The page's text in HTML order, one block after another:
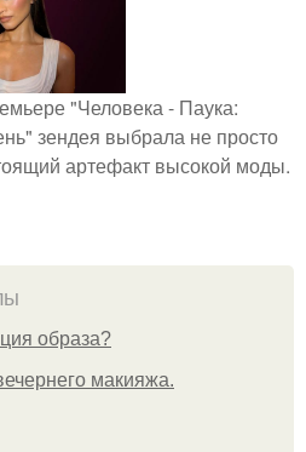
"Человека - Паука:
зендея выбрала не просто
артефакт высокой моды.
образа?
макияжа.